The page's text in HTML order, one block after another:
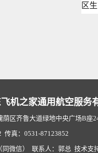
区
机之家通用航空服务
荫区齐鲁大道绿地中央广场B座
传真：0531-87123852
同微信） 联系人：郭总 技术支